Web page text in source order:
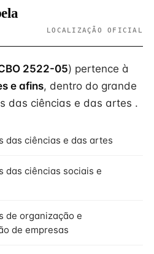
LOCALIZAÇÃO OFICIAL
2522-05) pertence à
e afins, dentro do grande
das ciências e das artes .
das ciências e das artes
das ciências sociais e
de organização e
de empresas